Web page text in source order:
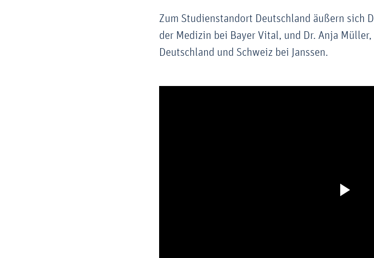
Zum Studienstandort Deutschland äußern sich
der Medizin bei Bayer Vital, und Dr. Anja
Deutschland und Schweiz bei Janssen.